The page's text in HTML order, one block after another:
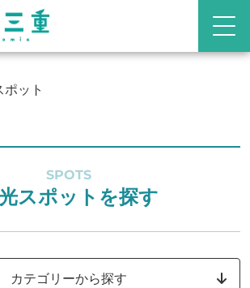
ット
SPOTS
スポットを探す
カテゴリーから探す